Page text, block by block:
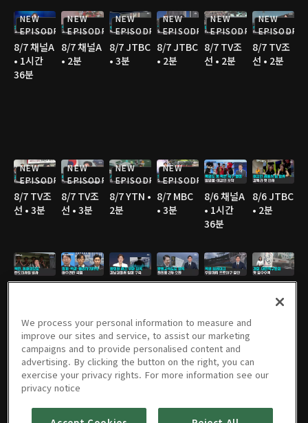
NEW
EPISODE
8/7 채널A
• 1시간
36분
NEW
EPISODE
8/7 채널A
• 2분
NEW
EPISODE
8/7 JTBC
• 3분
NEW
EPISODE
8/7 JTBC
• 2분
NEW
EPISODE
8/7 TV조
선 • 2분
NEW
EPISODE
8/7 TV조
선 • 2분
NEW
EPISODE
8/7 TV조
선 • 3분
NEW
EPISODE
8/7 TV조
선 • 3분
NEW
EPISODE
8/7 YTN •
2분
NEW
EPISODE
8/7 MBC
• 3분
8/6 채널A
• 1시간
36분
8/6 JTBC
• 2분
선 • 2분
8/6 TV조
선 • 2분
8/6 TV조
선 • 2분
8/6 KBS •
2분
8/5 채널A
• 1시간
8/5 JTBC
• 2분
8/5 연합
TV • 3분
We process your personal information to measure and
improve our sites and service, to assist our marketing
campaigns and to provide personalised content and
advertising. By clicking the button on the right, you can
exercise your privacy rights. For more information see our
privacy notice